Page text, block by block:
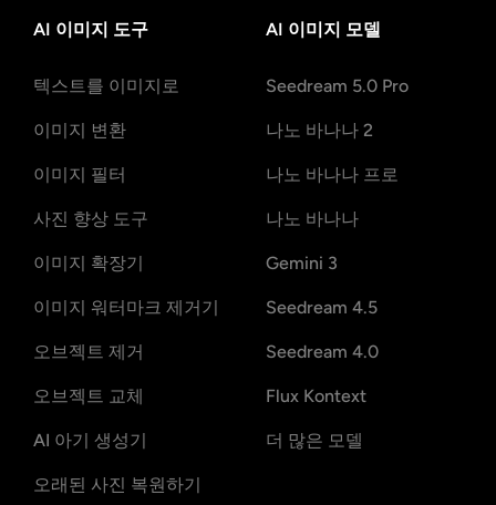
AI 이미지 도구
텍스트를 이미지로
이미지 변환
이미지 필터
사진 향상 도구
이미지 확장기
이미지 워터마크 제거기
오브젝트 제거
오브젝트 교체
AI 아기 생성기
오래된 사진 복원하기
AI 이미지 모델
Seedream 5.0 Pro
나노 바나나 2
나노 바나나 프로
나노 바나나
Gemini 3
Seedream 4.5
Seedream 4.0
Flux Kontext
더 많은 모델